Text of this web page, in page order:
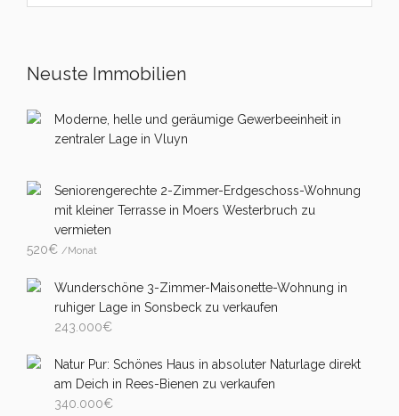
Neuste Immobilien
Moderne, helle und geräumige Gewerbeeinheit in
zentraler Lage in Vluyn
Seniorengerechte 2-Zimmer-Erdgeschoss-Wohnung
mit kleiner Terrasse in Moers Westerbruch zu
vermieten
520€ /Monat
Wunderschöne 3-Zimmer-Maisonette-Wohnung in
ruhiger Lage in Sonsbeck zu verkaufen
243.000€
Natur Pur: Schönes Haus in absoluter Naturlage direkt
am Deich in Rees-Bienen zu verkaufen
340.000€